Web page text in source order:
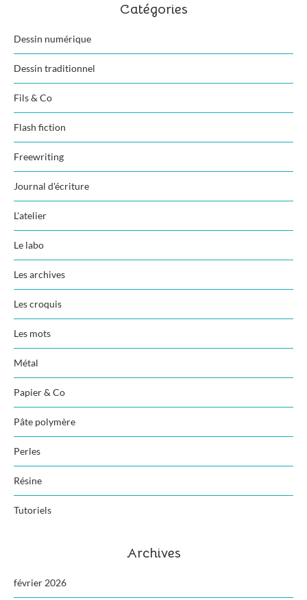
Catégories
Dessin numérique
Dessin traditionnel
Fils & Co
Flash fiction
Freewriting
Journal d'écriture
L'atelier
Le labo
Les archives
Les croquis
Les mots
Métal
Papier & Co
Pâte polymère
Perles
Résine
Tutoriels
Archives
février 2026